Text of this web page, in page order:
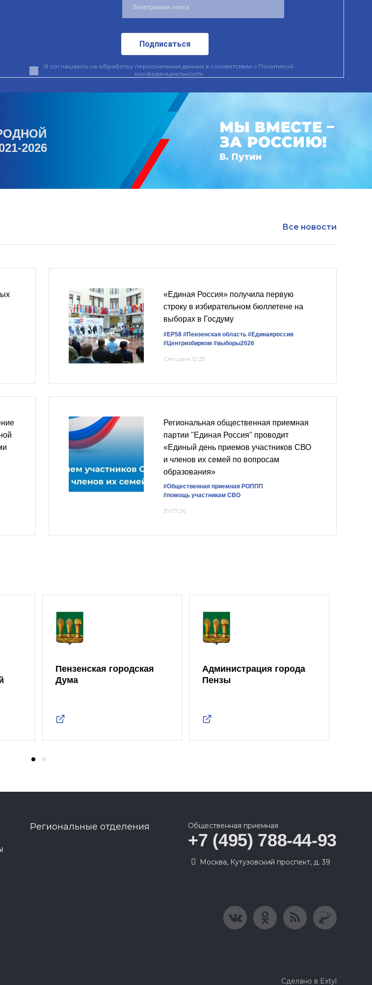
Подписаться
Я соглашаюсь на обработку персональных данных в соответствии с Политикой
конфиденциальности
2026
Все новости
«Единая Россия» получила первую
строку в избирательном бюллетене на
выборах в Госдуму
#ЕР58 #Пензенская область #Единаяроссия
#Центризбирком #выборы2026
Сегодня 12:25
Региональная общественная приемная
партии "Единая Россия" проводит
«Единый день приемов участников СВО
и членов их семей по вопросам
образования»
#Общественная приемная РОППП
#помощь участникам СВО
31.07.26
Пензенская городская
Дума
Администрация города
Пензы
Региональные отделения Общественная приемная
+7 (495) 788-44-93
Москва, Кутузовский проспект, д. 39
Сделано в Extyl